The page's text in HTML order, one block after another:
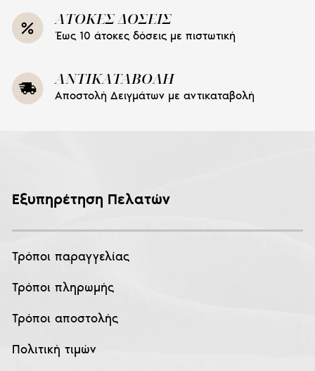
ΑΤΟΚΕΣ ΔΟΣΕΙΣ
Έως 10 άτοκες δόσεις με πιστωτική
ΑΝΤΙΚΑΤΑΒΟΛΗ
Αποστολή Δειγμάτων με αντικαταβολή
Εξυπηρέτηση Πελατών
Τρόποι παραγγελίας
Τρόποι πληρωμής
Τρόποι αποστολής
Πολιτική τιμών